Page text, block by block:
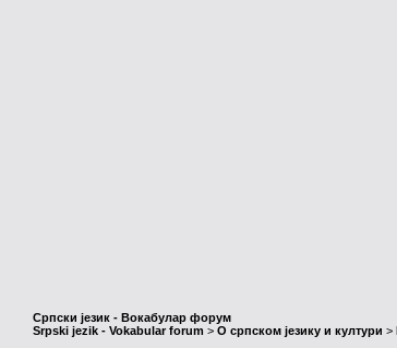
Српски језик - Вокабулар форум
Srpski jezik - Vokabular forum > О српском језику и култури >